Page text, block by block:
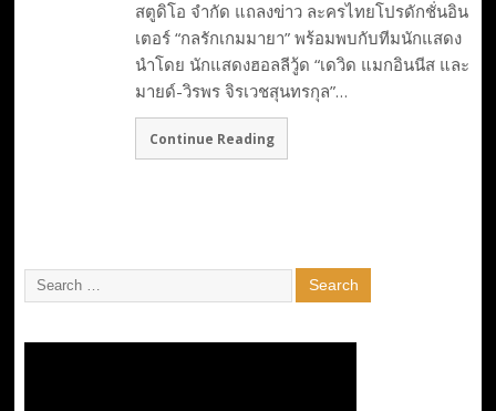
สตูดิโอ จำกัด แถลงข่าว ละครไทยโปรดักชั่นอิน
เตอร์ “กลรักเกมมายา” พร้อมพบกับทีมนักแสดง
นำโดย นักแสดงฮอลลีวู้ด “เดวิด แมกอินนีส และ
มายด์-วิรพร จิรเวชสุนทรกุล”…
Continue Reading